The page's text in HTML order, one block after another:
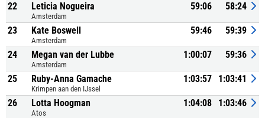
22 Leticia Nogueira
Amsterdam
59:06 58:24
23 Kate Boswell
Amsterdam
59:46 59:39
24 Megan van der Lubbe
Amsterdam
1:00:07 59:36
25 Ruby-Anna Gamache
Krimpen aan den IJssel
1:03:57 1:03:41
26 Lotta Hoogman
Atos
1:04:08 1:03:46